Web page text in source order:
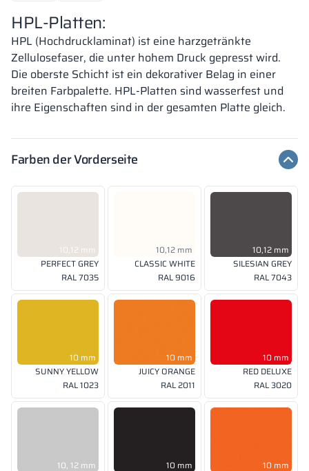
HPL-Platten:
HPL (Hochdrucklaminat) ist eine harzgetränkte
Zellulosefaser, die unter hohem Druck gepresst wird.
Die oberste Schicht ist ein dekorativer Belag in einer
breiten Farbpalette. HPL-Platten sind wasserfest und
ihre Eigenschaften sind in der gesamten Platte gleich.
Farben der Vorderseite
10,12 mm
PERFECT GREY
RAL 7035
10,12 mm
CLASSIC WHITE
RAL 9016
10,12 mm
SILESIAN GREY
RAL 7043
10 mm
SUNNY YELLOW
RAL 1023
10 mm
JUICY ORANGE
RAL 2011
10 mm
RED DELUXE
RAL 3020
10, 12 mm 10 mm 10 mm